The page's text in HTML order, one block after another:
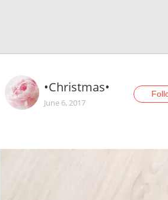
•Christmas•
June 6, 2017